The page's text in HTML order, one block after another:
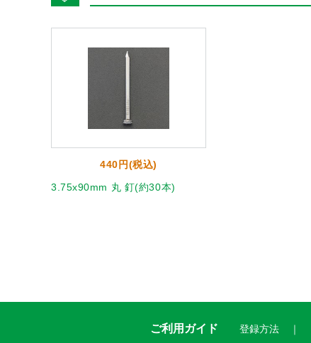
440円(税込)
3.75x90mm 丸 釘(約30本)
ご利用ガイド 登録方法